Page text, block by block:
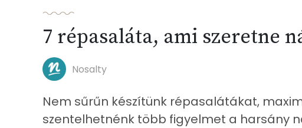
7 répasaláta, ami szeretne
Nosalty
Nem sűrűn készítünk répasalátákat,
szentelhetnénk több figyelmet a harsány